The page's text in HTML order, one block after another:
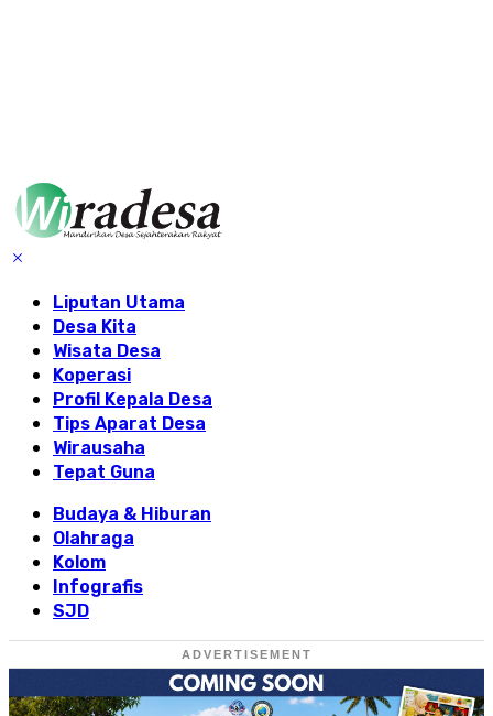
Liputan Utama
Desa Kita
Wisata Desa
Koperasi
Profil Kepala Desa
Tips Aparat Desa
Wirausaha
Tepat Guna
Budaya & Hiburan
Olahraga
Kolom
Infografis
SJD
ADVERTISEMENT